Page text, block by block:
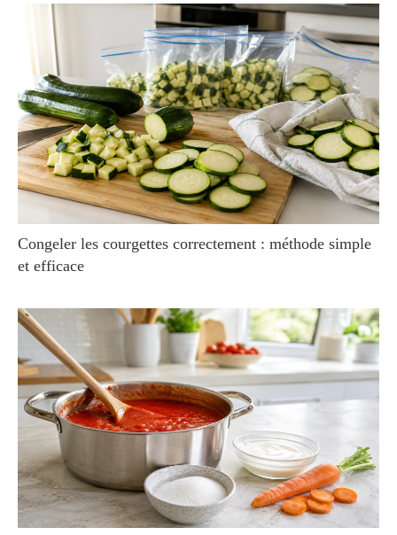
Congeler les courgettes correctement : méthode simple
et efficace